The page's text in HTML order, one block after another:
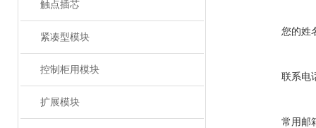
触点插芯
紧凑型模块
控制柜用模块
扩展模块
您的姓
联系电
常用邮